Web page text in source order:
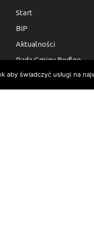
Start
BIP
Aktualności
Rada Gminy Bedlno
Kontakt
Deklaracja dostępności
aby świadczyć usługi na